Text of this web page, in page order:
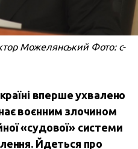
Можелянський Фото: c-
вперше ухвалено
воєнним злочином
«судової» системи
Йдеться про